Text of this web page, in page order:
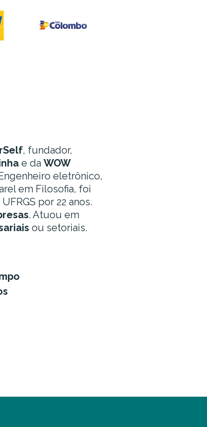
, fundador,
e da WOW
eletrônico,
em Filosofia, foi
por 22 anos.
. Atuou em
ou setoriais.